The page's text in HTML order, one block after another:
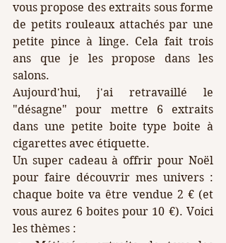
vous propose des extraits sous forme
de petits rouleaux attachés par une
petite pince à linge. Cela fait trois
ans que je les propose dans les
salons.
Aujourd'hui, j'ai retravaillé le
"désagne" pour mettre 6 extraits
dans une petite boite type boite à
cigarettes avec étiquette.
Un super cadeau à offrir pour Noël
pour faire découvrir mes univers :
chaque boite va être vendue 2 € (et
vous aurez 6 boites pour 10 €). Voici
les thèmes :